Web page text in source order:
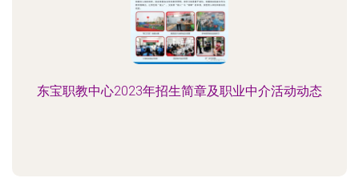
东宝职教中心2023年招生简章及职业中介活动动态